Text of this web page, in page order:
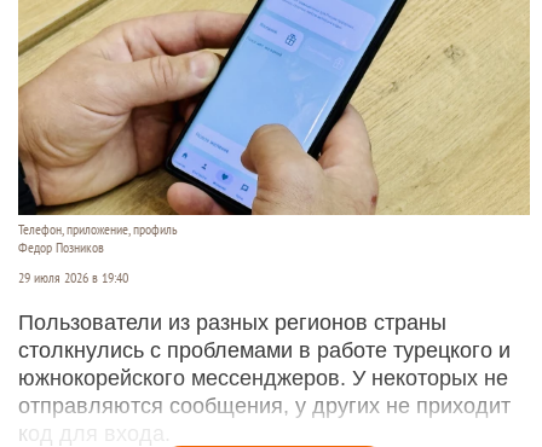
Телефон, приложение, профиль
Федор Позников
29 июля 2026 в 19:40
Пользователи из разных регионов страны
столкнулись с проблемами в работе турецкого и
южнокорейского мессенджеров. У некоторых не
отправляются сообщения, у других не приходит
код для входа.